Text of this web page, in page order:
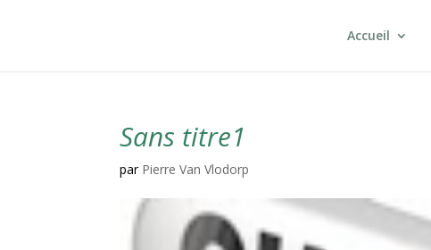
Accueil
Sans titre1
par Pierre Van Vlodorp